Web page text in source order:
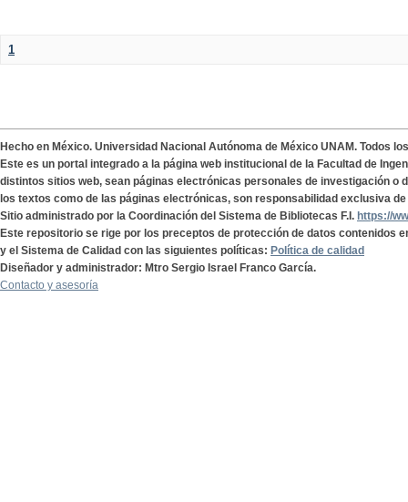
1
Hecho en México. Universidad Nacional Autónoma de México UNAM. Todos
Este es un portal integrado a la página web institucional de la Facultad de
distintos sitios web, sean páginas electrónicas personales de investigación o
los textos como de las páginas electrónicas, son responsabilidad exclusiva
Sitio administrado por la Coordinación del Sistema de Bibliotecas F.I. https://
Este repositorio se rige por los preceptos de protección de datos contenidos
y el Sistema de Calidad con las siguientes políticas: Política de calidad
Diseñador y administrador: Mtro Sergio Israel Franco García.
Contacto y asesoría